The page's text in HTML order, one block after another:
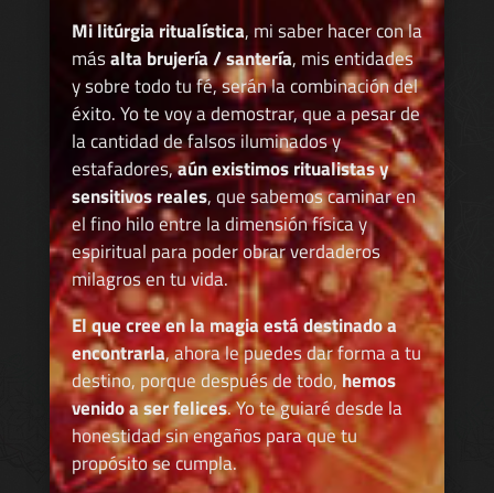
Mi litúrgia ritualística, mi saber hacer con la
másalta brujería / santería, mis entidades
y sobre todo tu fé, serán la combinación del
éxito. Yo te voy a demostrar, que a pesar de
la cantidad de falsos iluminados y
estafadores,aún existimos ritualistas y
sensitivos reales, que sabemos caminar en
el fino hilo entre la dimensión física y
espiritual para poder obrar verdaderos
milagros en tu vida.
El que cree en la magia está destinado a
encontrarla, ahora le puedes dar forma a tu
destino, porque después de todo, hemos
venido a ser felices. Yo te guiaré desde la
honestidad sin engaños para que tu
propósito se cumpla.